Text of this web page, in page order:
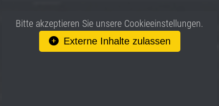
Bitte akzeptieren Sie unsere Cookieeinstellungen.
Externe Inhalte zulassen